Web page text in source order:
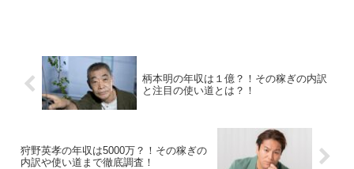
柄本明の年収は１億？！その稼ぎの内訳
と注目の使い道とは？！
狩野英孝の年収は5000万？！その稼ぎの
内訳や使い道まで徹底調査！